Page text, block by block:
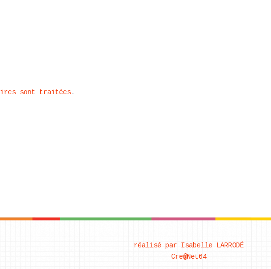
sont traitées.
réalisé par Isabelle LARRODÉ
Cre@Net64